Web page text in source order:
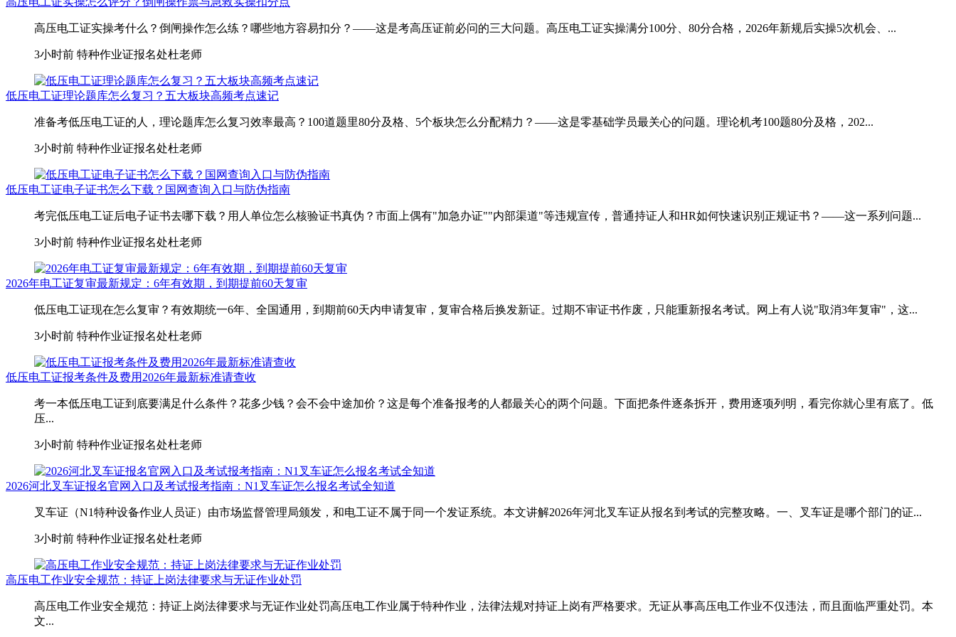
高压电工证实操考什么？倒闸操作怎么练？哪些地方容易扣分？——这是考高压证前必问的三大问题。高压电工证实操满分100分、80分合格，2026年新规后实操5次机会、...
3小时前 特种作业证报名处杜老师
低压电工证理论题库怎么复习？五大板块高频考点速记
准备考低压电工证的人，理论题库怎么复习效率最高？100道题里80分及格、5个板块怎么分配精力？——这是零基础学员最关心的问题。理论机考100题80分及格，202...
3小时前 特种作业证报名处杜老师
低压电工证电子证书怎么下载？国网查询入口与防伪指南
考完低压电工证后电子证书去哪下载？用人单位怎么核验证书真伪？市面上偶有"加急办证""内部渠道"等违规宣传，普通持证人和HR如何快速识别正规证书？——这一系列问题...
3小时前 特种作业证报名处杜老师
2026年电工证复审最新规定：6年有效期，到期提前60天复审
低压电工证现在怎么复审？有效期统一6年、全国通用，到期前60天内申请复审，复审合格后换发新证。过期不审证书作废，只能重新报名考试。网上有人说"取消3年复审"，这...
3小时前 特种作业证报名处杜老师
低压电工证报考条件及费用2026年最新标准请查收
考一本低压电工证到底要满足什么条件？花多少钱？会不会中途加价？这是每个准备报考的人都最关心的两个问题。下面把条件逐条拆开，费用逐项列明，看完你就心里有底了。低
压...
3小时前 特种作业证报名处杜老师
2026河北叉车证报名官网入口及考试报考指南：N1叉车证怎么报名考试全知道
叉车证（N1特种设备作业人员证）由市场监督管理局颁发，和电工证不属于同一个发证系统。本文讲解2026年河北叉车证从报名到考试的完整攻略。一、叉车证是哪个部门的证...
3小时前 特种作业证报名处杜老师
高压电工作业安全规范：持证上岗法律要求与无证作业处罚
高压电工作业安全规范：持证上岗法律要求与无证作业处罚高压电工作业属于特种作业，法律法规对持证上岗有严格要求。无证从事高压电工作业不仅违法，而且面临严重处罚。本
文...